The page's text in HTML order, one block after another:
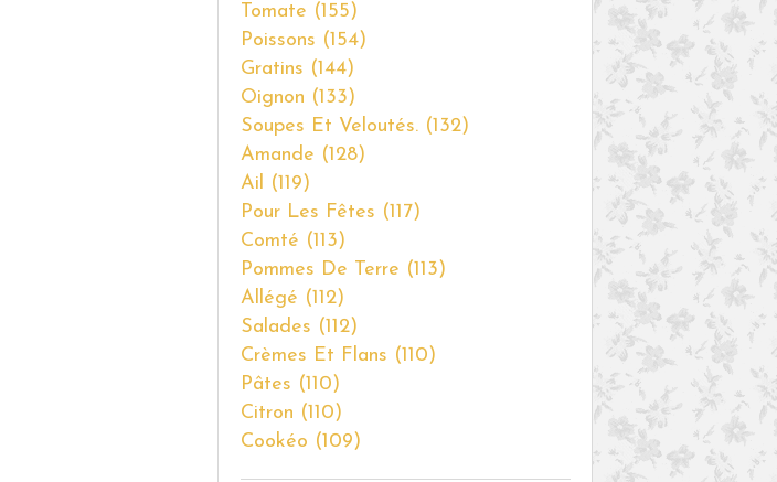
Tomate (155)
Poissons (154)
Gratins (144)
Oignon (133)
Soupes Et Veloutés. (132)
Amande (128)
Ail (119)
Pour Les Fêtes (117)
Comté (113)
Pommes De Terre (113)
Allégé (112)
Salades (112)
Crèmes Et Flans (110)
Pâtes (110)
Citron (110)
Cookéo (109)